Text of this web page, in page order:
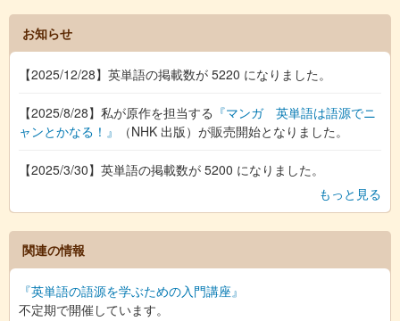
お知らせ
【2025/12/28】英単語の掲載数が 5220 になりました。
【2025/8/28】私が原作を担当する 『マンガ 英単語は語源でニ
ャンとかなる！』
（NHK 出版）が販売開始となりました。
【2025/3/30】英単語の掲載数が 5200 になりました。
もっと見る
関連の情報
『英単語の語源を学ぶための入門講座』
不定期で開催しています。